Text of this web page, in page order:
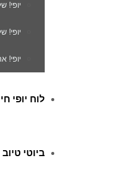
יופי!
יופי!
יופי!
לוח יופי
ביוטי טיוב